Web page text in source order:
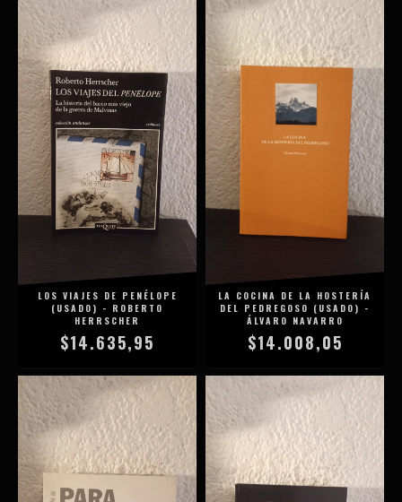
LOS VIAJES DE PENÉLOPE
(USADO) - ROBERTO
HERRSCHER
$14.635,95
LA COCINA DE LA HOSTERÍA
DEL PEDREGOSO (USADO) -
ÁLVARO NAVARRO
$14.008,05